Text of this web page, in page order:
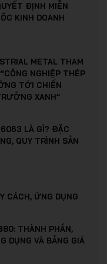
ĐỊNH MIỄN
KINH DOANH
METAL THAM
NGHIỆP THÉP
TỚI CHIẾN
XANH”
LÀ GÌ? ĐẶC
QUY TRÌNH SẢN
CÁCH, ỨNG DỤNG
THÀNH PHẦN,
DỤNG VÀ BẢNG GIÁ